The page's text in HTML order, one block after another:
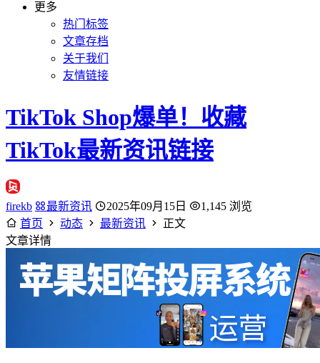
更多
热门标签
文章存档
关于我们
友情链接
TikTok Shop爆单！收藏
TikTok最新资讯链接
firekb 最新资讯 2025年09月15日
1,145 浏览
首页
动态 最新资讯
正文
文章详情